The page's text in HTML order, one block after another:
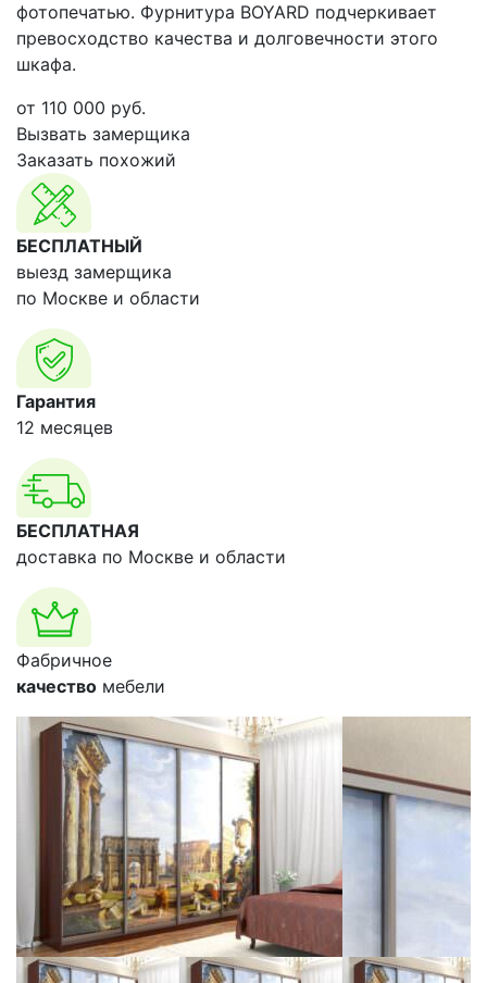
фотопечатью. Фурнитура BOYARD подчеркивает
превосходство качества и долговечности этого
шкафа.
от 110 000 руб.
Вызвать замерщика
Заказать похожий
БЕСПЛАТНЫЙ
выезд замерщика
по Москве и области
Гарантия
12 месяцев
БЕСПЛАТНАЯ
доставка по Москве и области
Фабричное
качество мебели